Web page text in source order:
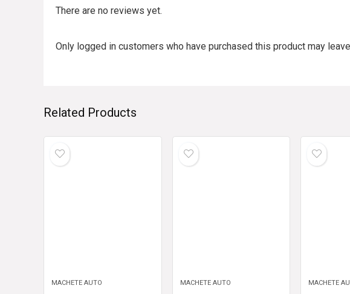
There are no reviews yet.
Only logged in customers who have purchased this product may
Related Products
MACHETE AUTO MACHETE AUTO MACHETE